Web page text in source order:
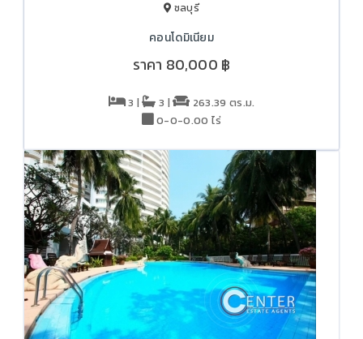
ชลบุรี
คอนโดมิเนียม
ราคา 80,000 ฿
3 | 3 |
263.39 ตร.ม.
0-0-0.00 ไร่